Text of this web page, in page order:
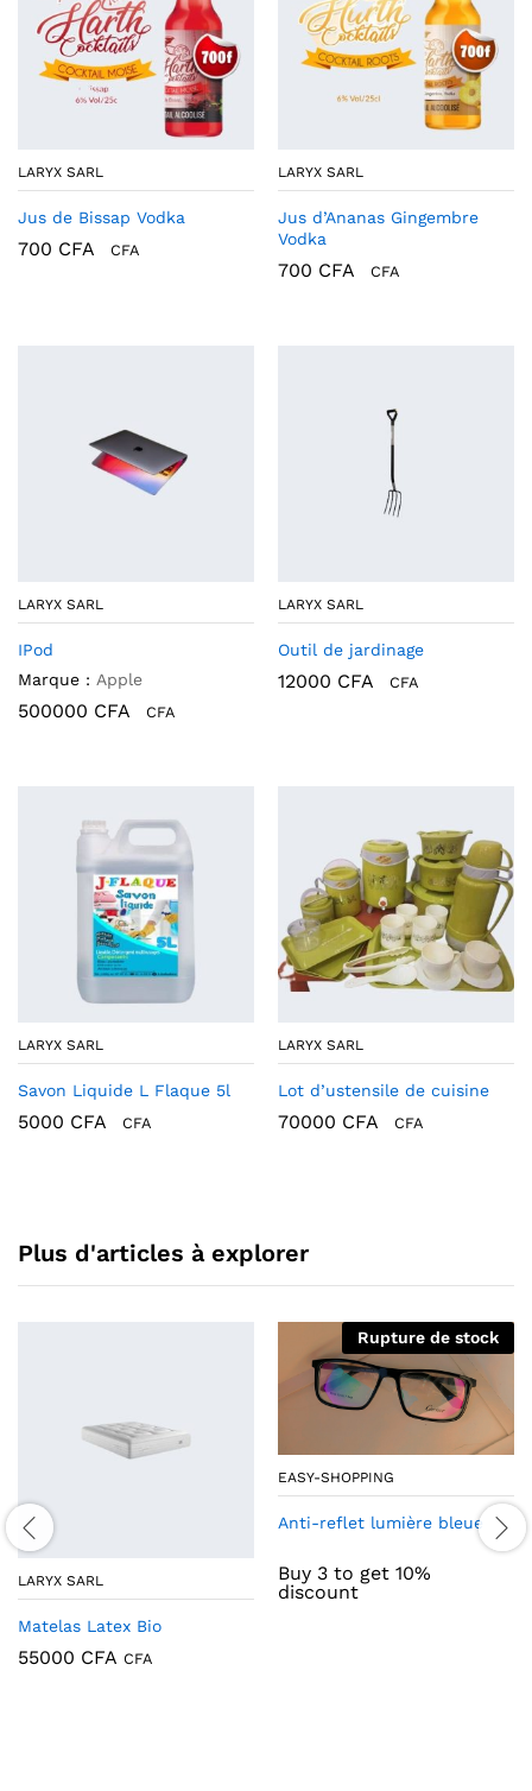
LARYX SARL
Jus de Bissap Vodka
700 CFA CFA
LARYX SARL
Jus d’Ananas Gingembre
Vodka
700 CFA CFA
LARYX SARL
IPod
Marque : Apple
500000 CFA CFA
LARYX SARL
Outil de jardinage
12000 CFA CFA
LARYX SARL
Savon Liquide L Flaque 5l
5000 CFA CFA
LARYX SARL
Lot d’ustensile de cuisine
70000 CFA CFA
Plus d'articles à explorer
LARYX SARL
Matelas Latex Bio
55000 CFA CFA
Rupture de stock
EASY-SHOPPING
Anti-reflet lumière bleue
Buy 3 to get 10%
discount